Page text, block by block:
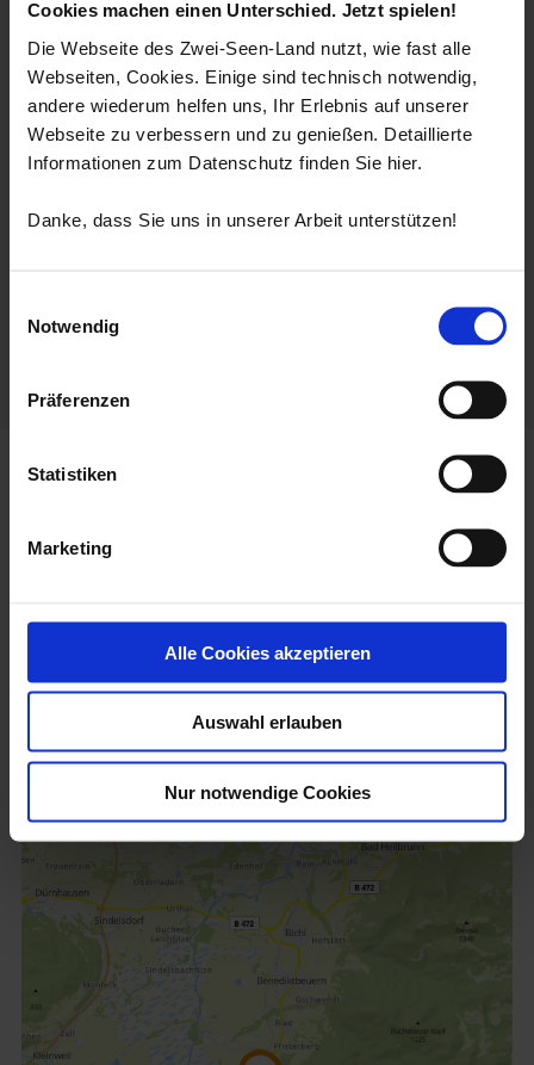
Cookies machen einen Unterschied. Jetzt spielen!
Die Webseite des Zwei-Seen-Land nutzt, wie fast alle
Webseiten, Cookies. Einige sind technisch notwendig,
andere wiederum helfen uns, Ihr Erlebnis auf unserer
Webseite zu verbessern und zu genießen. Detaillierte
Informationen zum Datenschutz finden Sie hier.
Danke, dass Sie uns in unserer Arbeit unterstützen!
Notwendig
Präferenzen
Statistiken
Marketing
Alle Cookies akzeptieren
Auswahl erlauben
Nur notwendige Cookies
Parkplatz P1 Pessenbach B11
Ötzgasse
82431 Kochel a. See / Pessenbach